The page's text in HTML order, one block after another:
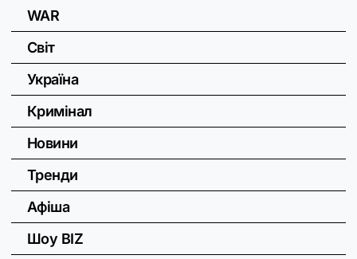
WAR
Світ
Україна
Кримінал
Новини
Тренди
Афіша
Шоу BIZ